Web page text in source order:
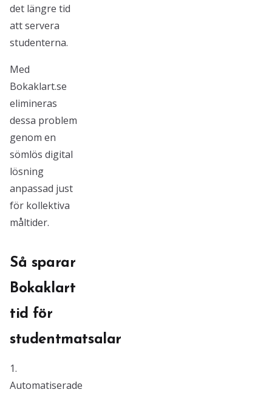
det längre tid
att servera
studenterna.
Med
Bokaklart.se
elimineras
dessa problem
genom en
sömlös digital
lösning
anpassad just
för kollektiva
måltider.
Så sparar
Bokaklart
tid för
studentmatsalar
1.
Automatiserade